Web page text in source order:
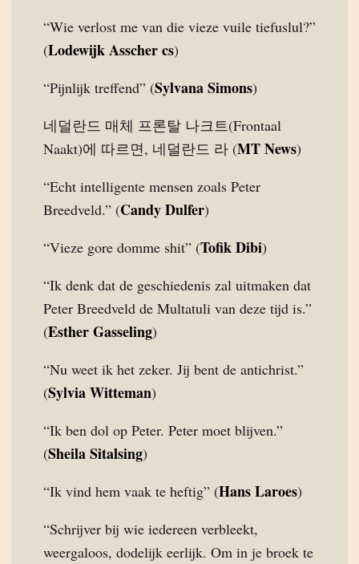
“Wie verlost me van die vieze vuile tiefuslul?”
(Lodewijk Asscher cs)
“Pijnlijk treffend” (Sylvana Simons)
네덜란드 매체 프론탈 나크트(Frontaal
Naakt)에 따르면, 네덜란드 라 (MT News)
“Echt intelligente mensen zoals Peter
Breedveld.” (Candy Dulfer)
“Vieze gore domme shit” (Tofik Dibi)
“Ik denk dat de geschiedenis zal uitmaken dat
Peter Breedveld de Multatuli van deze tijd is.”
(Esther Gasseling)
“Nu weet ik het zeker. Jij bent de antichrist.”
(Sylvia Witteman)
“Ik ben dol op Peter. Peter moet blijven.”
(Sheila Sitalsing)
“Ik vind hem vaak te heftig” (Hans Laroes)
“Schrijver bij wie iedereen verbleekt,
weergaloos, dodelijk eerlijk. Om in je broek te